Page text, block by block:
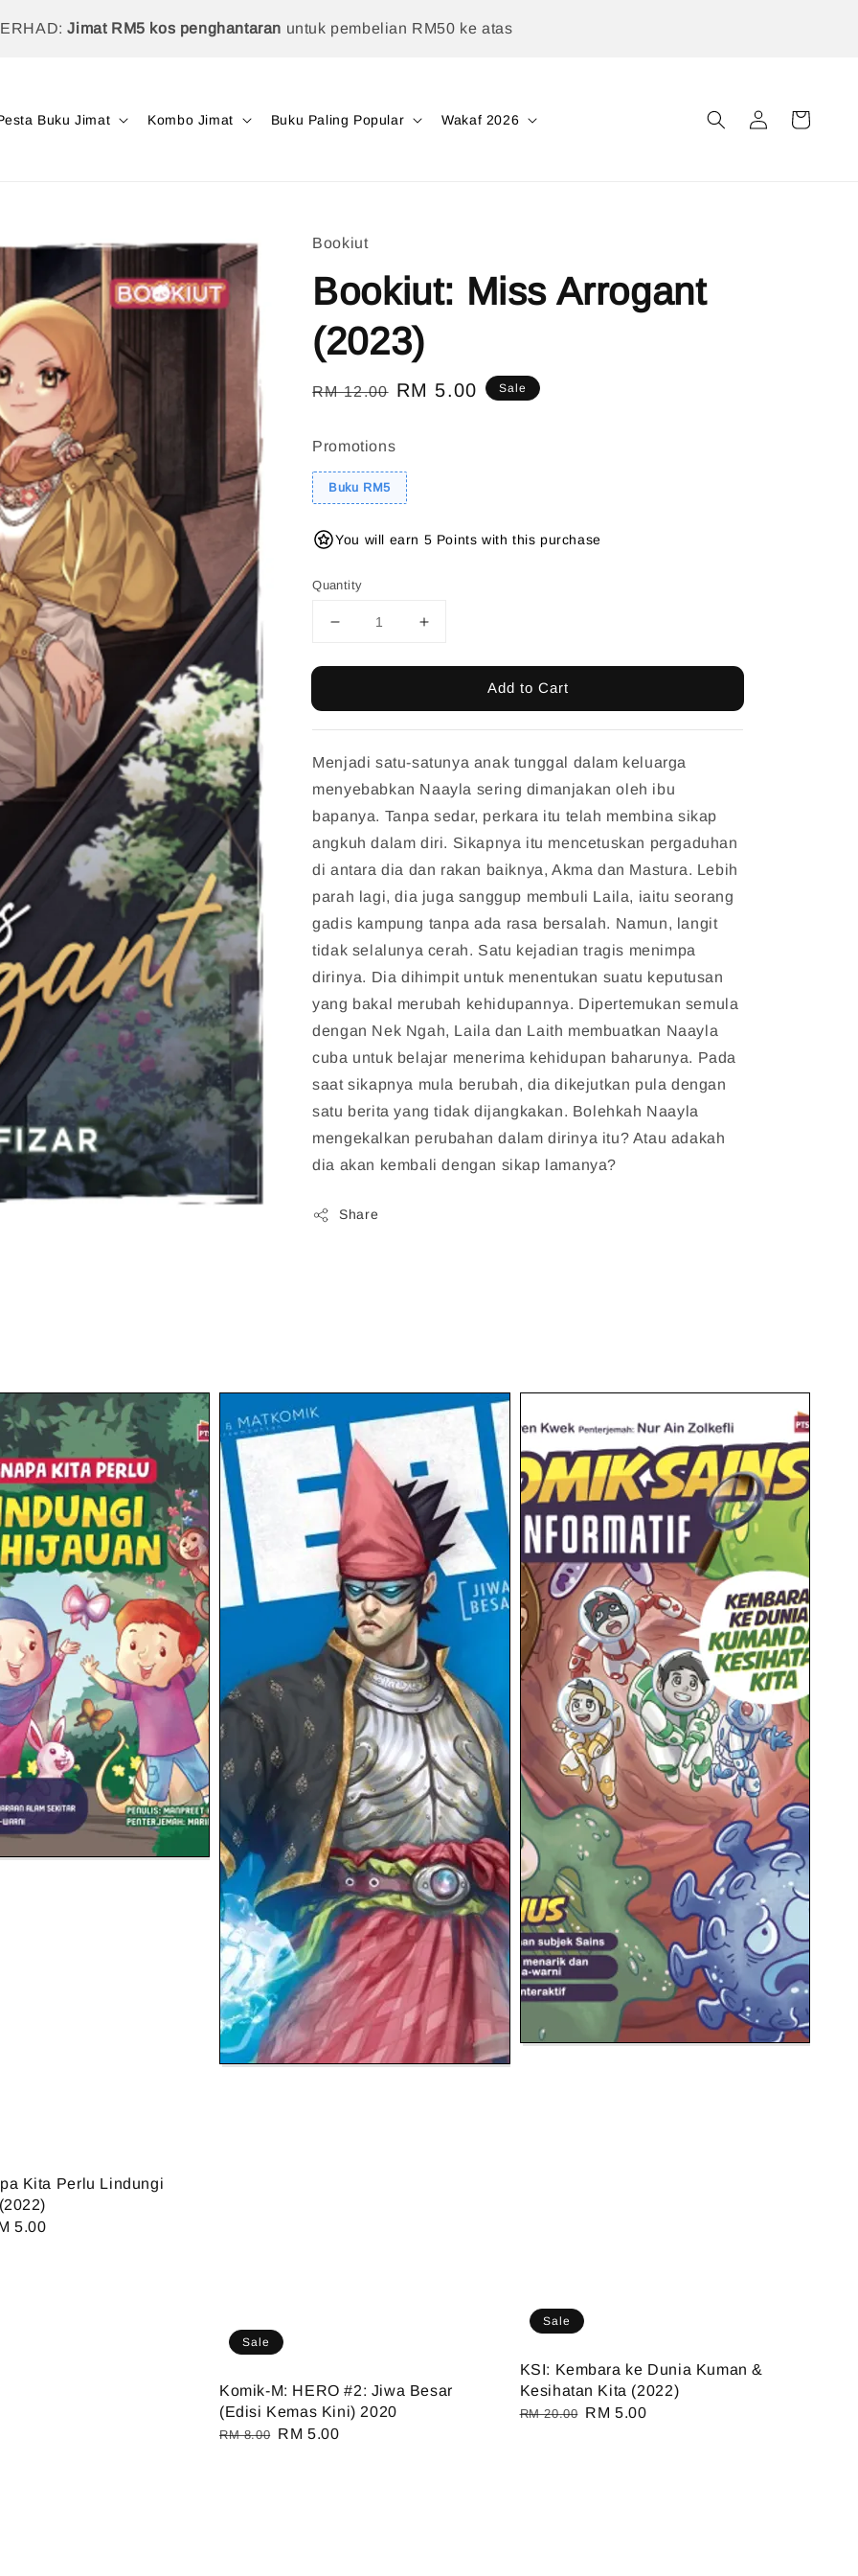
Jimat RM5 kos penghantaran untuk pembelian RM50 ke atas
Buku Jimat Kombo Jimat Buku Paling Popular Wakaf 2026
Bookiut
Bookiut: Miss Arrogant
(2023)
Regular
RM 12.00 Sale
RM 5.00 Sale
Promotions
Buku RM5
You will earn 5 Points with this purchase
Quantity
Add to Cart
Menjadi satu-satunya anak tunggal dalam keluarga
menyebabkan Naayla sering dimanjakan oleh ibu
bapanya. Tanpa sedar, perkara itu telah membina sikap
angkuh dalam diri. Sikapnya itu mencetuskan pergaduhan
di antara dia dan rakan baiknya, Akma dan Mastura. Lebih
parah lagi, dia juga sanggup membuli Laila, iaitu seorang
gadis kampung tanpa ada rasa bersalah. Namun, langit
tidak selalunya cerah. Satu kejadian tragis menimpa
dirinya. Dia dihimpit untuk menentukan suatu keputusan
yang bakal merubah kehidupannya. Dipertemukan semula
dengan Nek Ngah, Laila dan Laith membuatkan Naayla
cuba untuk belajar menerima kehidupan baharunya. Pada
saat sikapnya mula berubah, dia dikejutkan pula dengan
satu berita yang tidak dijangkakan. Bolehkah Naayla
mengekalkan perubahan dalam dirinya itu? Atau adakah
dia akan kembali dengan sikap lamanya?
Share
Kita Perlu Lindungi
5.00
Sale
Komik-M: HERO #2: Jiwa Besar
(Edisi Kemas Kini) 2020
Regular
RM 8.00 Sale
RM 5.00
Sale
KSI: Kembara ke Dunia Kuman &
Kesihatan Kita (2022)
Regular
RM 20.00 Sale
RM 5.00